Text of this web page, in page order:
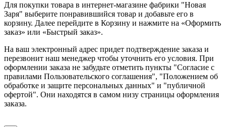
Для покупки товара в интернет-магазине фабрики "Новая
Заря" выберите понравившийся товар и добавьте его в
корзину. Далее перейдите в Корзину и нажмите на «Оформить
заказ» или «Быстрый заказ».
На ваш электронный адрес придет подтверждение заказа и
перезвонит наш менеджер чтобы уточнить его условия. При
оформлении заказа не забудьте отметить пункты "Согласие с
правилами Пользовательского соглашения", "Положением об
обработке и защите персональных данных" и "публичной
офертой". Они находятся в самом низу страницы оформления
заказа.